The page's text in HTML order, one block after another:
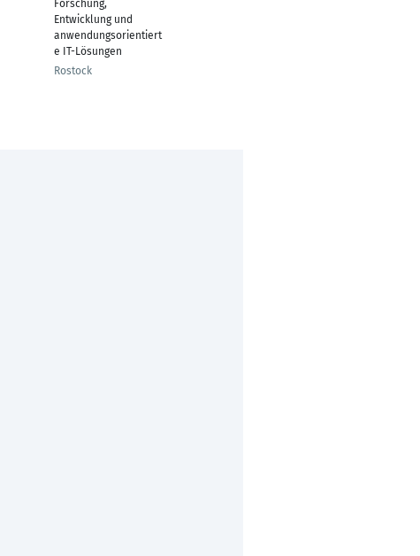
Forschung,
Entwicklung und
anwendungsorientiert
e IT-Lösungen
Rostock